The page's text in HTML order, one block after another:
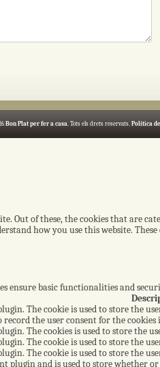
Bon Plat per fer a casa. Tots els drets reservats. Política
Out of these, the cookies that are
how you use this website.
ensure basic functionalities and
The cookie is used to store the
record the user consent for the
The cookies is used to store the
The cookie is used to store the
The cookie is used to store the
plugin and is used to store whether